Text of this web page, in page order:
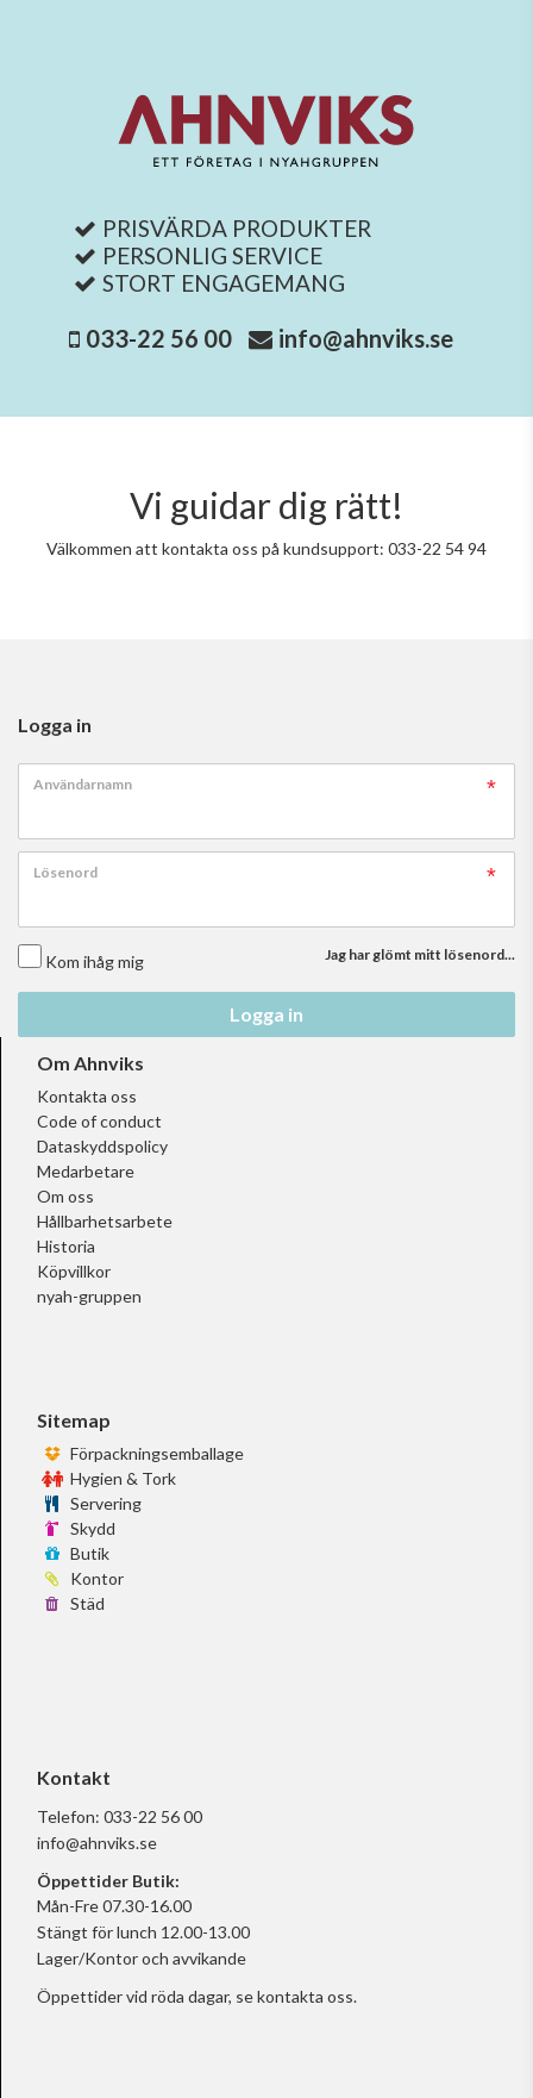
PRISVÄRDA PRODUKTER
PERSONLIG SERVICE
STORT ENGAGEMANG
033-22 56 00 info@ahnviks.se
Vi guidar dig rätt!
Välkommen att kontakta oss på kundsupport: 033-22 54 94
Logga in
Användarnamn
Lösenord
Kom ihåg mig Jag har glömt mitt lösenord...
Logga in
Om Ahnviks
Kontakta oss
Code of conduct
Dataskyddspolicy
Medarbetare
Om oss
Hållbarhetsarbete
Historia
Köpvillkor
nyah-gruppen
Sitemap
Förpackningsemballage
Hygien & Tork
Servering
Skydd
Butik
Kontor
Städ
Kontakt
Telefon: 033-22 56 00
info@ahnviks.se
Öppettider Butik:
Mån-Fre 07.30-16.00
Stängt för lunch 12.00-13.00
Lager/Kontor och avvikande
Öppettider vid röda dagar, sekontakta oss.